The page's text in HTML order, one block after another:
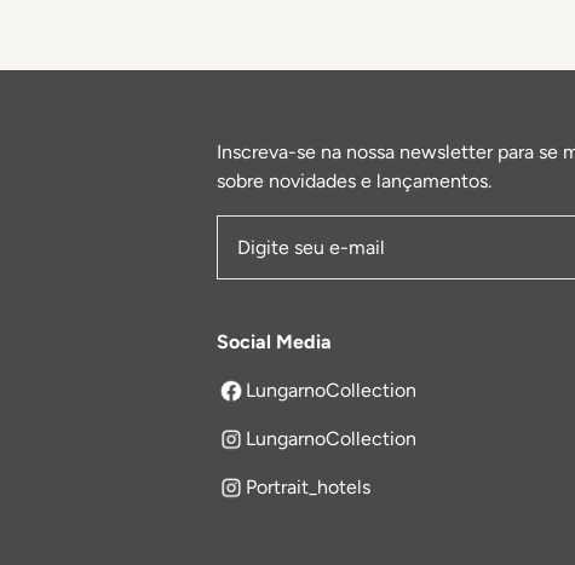
Inscreva-se na nossa newsletter para se
sobre novidades e lançamentos.
Endereço de email
Social Media
LungarnoCollection
abre em uma nova aba
LungarnoCollection
Portrait_hotels